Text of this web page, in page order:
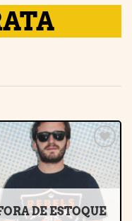
Adicionar
à lista de
desejos
DE ESTOQUE